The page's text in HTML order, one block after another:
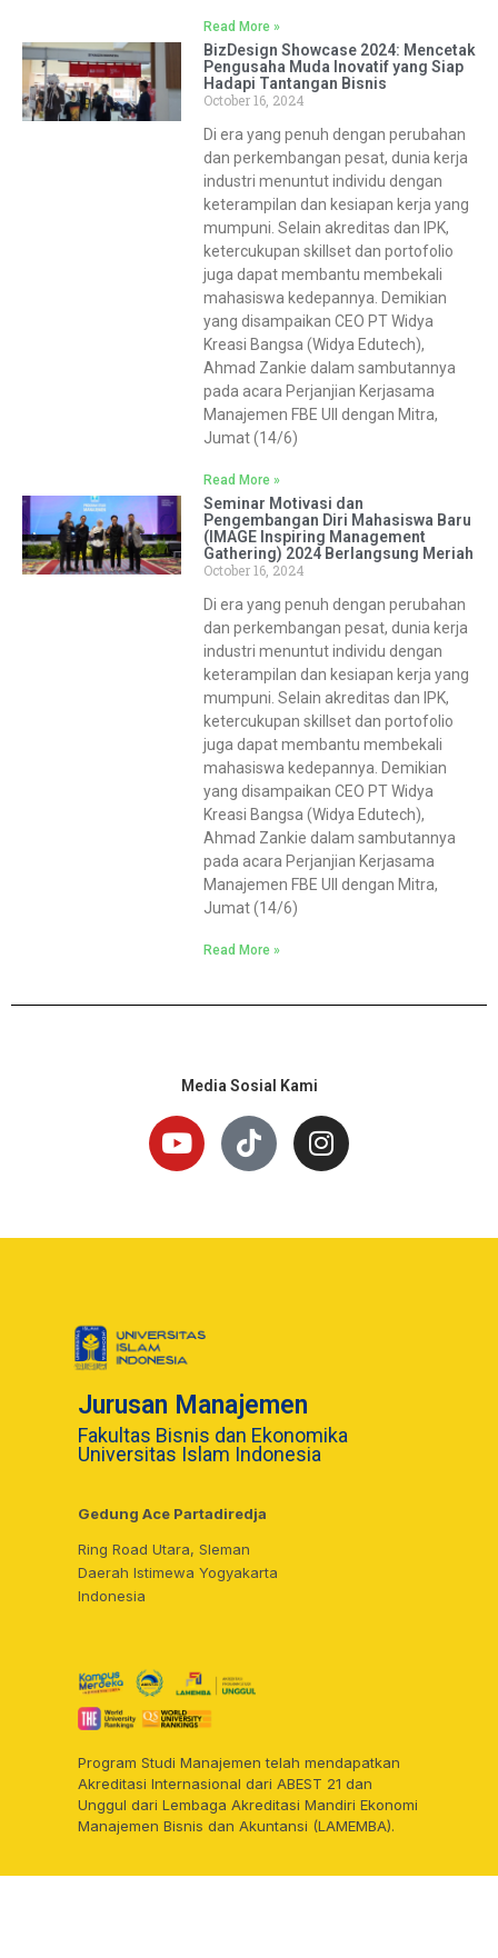
Read More »
BizDesign Showcase 2024: Mencetak
Pengusaha Muda Inovatif yang Siap
Hadapi Tantangan Bisnis
October 16, 2024
Di era yang penuh dengan perubahan
dan perkembangan pesat, dunia kerja
industri menuntut individu dengan
keterampilan dan kesiapan kerja yang
mumpuni. Selain akreditas dan IPK,
ketercukupan skillset dan portofolio
juga dapat membantu membekali
mahasiswa kedepannya. Demikian
yang disampaikan CEO PT Widya
Kreasi Bangsa (Widya Edutech),
Ahmad Zankie dalam sambutannya
pada acara Perjanjian Kerjasama
Manajemen FBE UII dengan Mitra,
Jumat (14/6)
Read More »
Seminar Motivasi dan
Pengembangan Diri Mahasiswa Baru
(IMAGE Inspiring Management
Gathering) 2024 Berlangsung Meriah
October 16, 2024
Di era yang penuh dengan perubahan
dan perkembangan pesat, dunia kerja
industri menuntut individu dengan
keterampilan dan kesiapan kerja yang
mumpuni. Selain akreditas dan IPK,
ketercukupan skillset dan portofolio
juga dapat membantu membekali
mahasiswa kedepannya. Demikian
yang disampaikan CEO PT Widya
Kreasi Bangsa (Widya Edutech),
Ahmad Zankie dalam sambutannya
pada acara Perjanjian Kerjasama
Manajemen FBE UII dengan Mitra,
Jumat (14/6)
Read More »
Media Sosial Kami
Jurusan Manajemen
Fakultas Bisnis dan Ekonomika
Universitas Islam Indonesia
Gedung Ace Partadiredja
Ring Road Utara, Sleman
Daerah Istimewa Yogyakarta
Indonesia
Program Studi Manajemen telah mendapatkan
Akreditasi Internasional dari ABEST 21 dan
Unggul dari Lembaga Akreditasi Mandiri Ekonomi
Manajemen Bisnis dan Akuntansi (LAMEMBA).